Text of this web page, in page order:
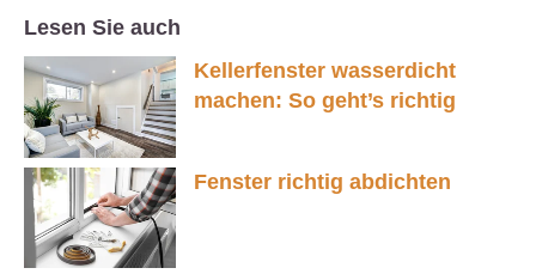
Lesen Sie auch
Kellerfenster wasserdicht
machen: So geht’s richtig
Fenster richtig abdichten